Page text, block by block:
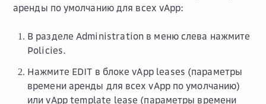
аренды по умолчанию для всех vApp:
В разделе Administration в меню слева нажмите
Policies.
Нажмите EDIT в блокеvApp leases (параметры
времени аренды для всех vApp по умолчанию)
илиvApp template lease (параметры времени